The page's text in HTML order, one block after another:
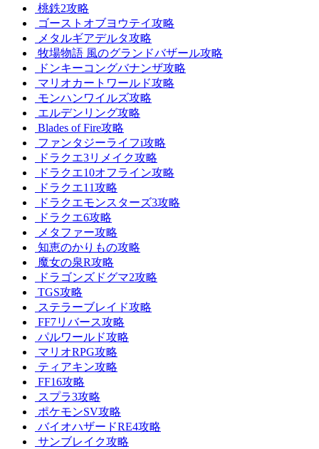
桃鉄2攻略
ゴーストオブヨウテイ攻略
メタルギアデルタ攻略
牧場物語 風のグランドバザール攻略
ドンキーコングバナンザ攻略
マリオカートワールド攻略
モンハンワイルズ攻略
エルデンリング攻略
Blades of Fire攻略
ファンタジーライフi攻略
ドラクエ3リメイク攻略
ドラクエ10オフライン攻略
ドラクエ11攻略
ドラクエモンスターズ3攻略
ドラクエ6攻略
メタファー攻略
知恵のかりもの攻略
魔女の泉R攻略
ドラゴンズドグマ2攻略
TGS攻略
ステラーブレイド攻略
FF7リバース攻略
パルワールド攻略
マリオRPG攻略
ティアキン攻略
FF16攻略
スプラ3攻略
ポケモンSV攻略
バイオハザードRE4攻略
サンブレイク攻略